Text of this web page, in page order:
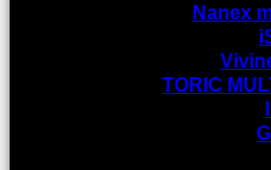
Nanex
TORIC